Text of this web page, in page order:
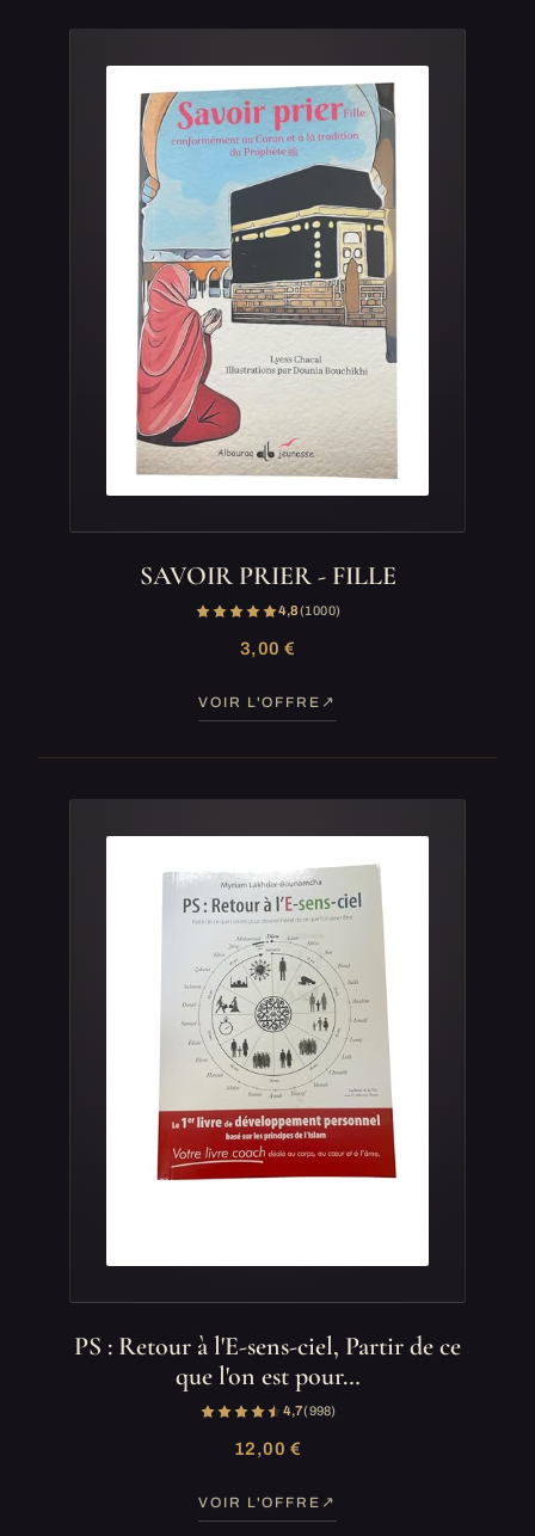
SAVOIR PRIER - FILLE
4,8(1 000)
3,00 €
VOIR L'OFFRE
PS : Retour à l'E-sens-ciel, Partir de ce
que l'on est pour…
4,7(998)
12,00 €
VOIR L'OFFRE